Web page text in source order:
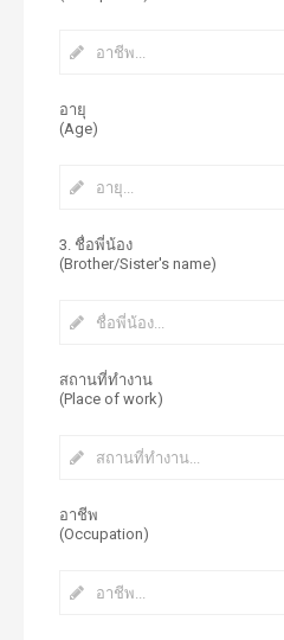
อายุ
(Age)
3. ชื่อพี่น้อง
(Brother/Sister's name)
สถานที่ทำงาน
(Place of work)
อาชีพ
(Occupation)